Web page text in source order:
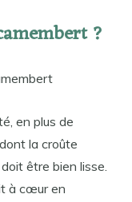
?
en plus de
la croûte
être bien lisse.
à cœur en